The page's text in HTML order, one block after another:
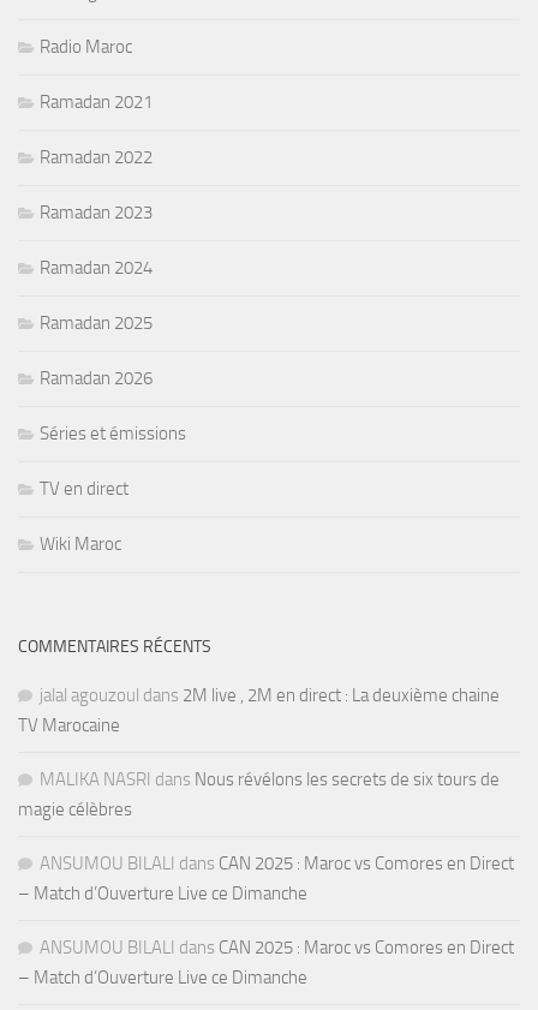
Radio Maroc
Ramadan 2021
Ramadan 2022
Ramadan 2023
Ramadan 2024
Ramadan 2025
Ramadan 2026
Séries et émissions
TV en direct
Wiki Maroc
COMMENTAIRES RÉCENTS
jalal agouzoul dans 2M live , 2M en direct : La deuxième chaine
TV Marocaine
MALIKA NASRI dans Nous révélons les secrets de six tours de
magie célèbres
ANSUMOU BILALI dans CAN 2025 : Maroc vs Comores en Direct
– Match d’Ouverture Live ce Dimanche
ANSUMOU BILALI dans CAN 2025 : Maroc vs Comores en Direct
– Match d’Ouverture Live ce Dimanche